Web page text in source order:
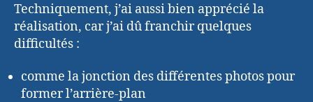
Techniquement, j’ai aussi bien apprécié la
réalisation, car j’ai dû franchir quelques
difficultés :
comme la jonction des différentes photos pour
former l’arrière-plan